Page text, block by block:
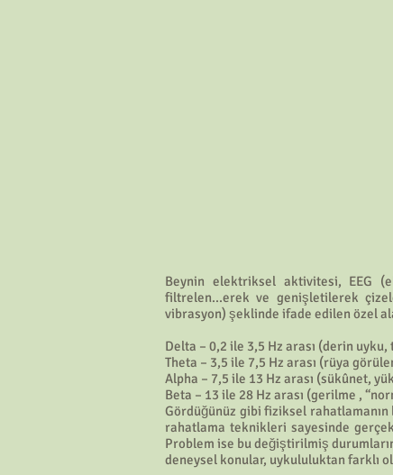
Beynin elektriksel aktivitesi, EEG
filtrelen...erek ve genişletilerek
vibrasyon) şeklinde ifade edilen özel
Delta – 0,2 ile 3,5 Hz arası (derin
Theta – 3,5 ile 7,5 Hz arası (rüya
Alpha – 7,5 ile 13 Hz arası (sükûnet,
Beta – 13 ile 28 Hz arası (gerilme ,
Gördüğünüz gibi fiziksel
rahatlama teknikleri sayesinde
Problem ise bu değiştirilmiş durumların
deneysel konular, uykululuktan farklı